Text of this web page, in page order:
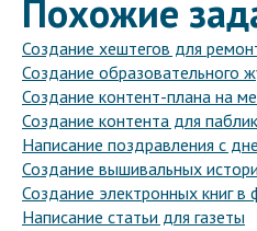
Похожие
Создание хештегов для
Создание образовательного
Создание контент-плана на
Создание контента для
Написание поздравления с
Создание вышивальных
Создание электронных книг
Написание статьи для газеты